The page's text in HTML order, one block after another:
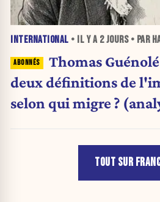
INTERNATIONAL • IL Y A 2 JOURS• PAR
Thomas
deux définitions de
selon qui migre ?
TOUT SUR